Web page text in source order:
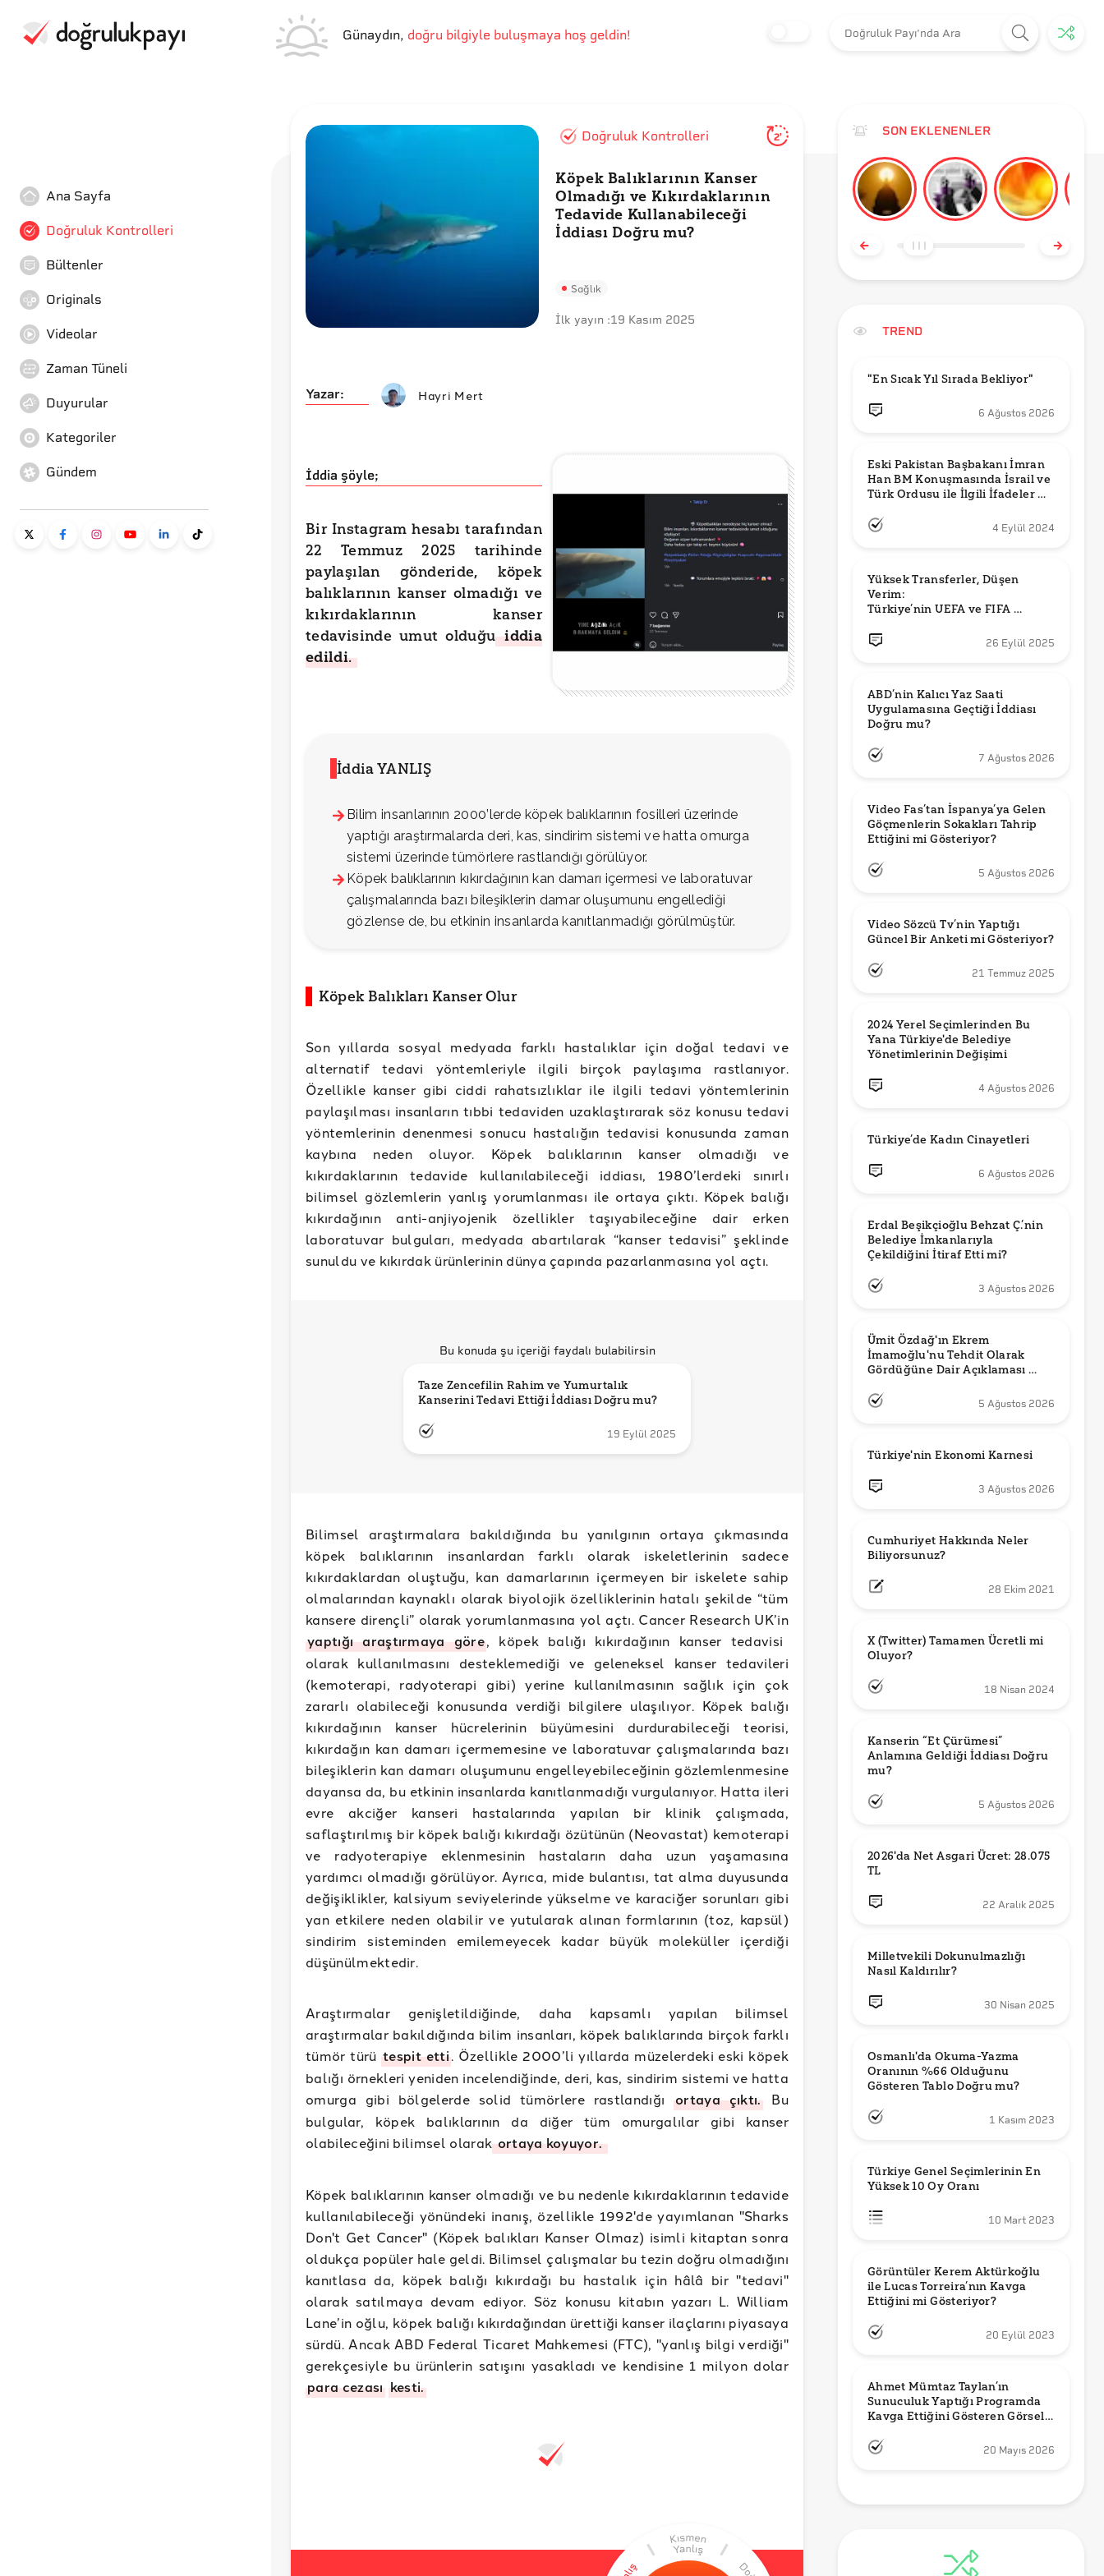
Günaydın, doğru bilgiyle buluşmaya hoş geldin!
Ana Sayfa
Doğruluk Kontrolleri
Bültenler
Originals
Videolar
Zaman Tüneli
Duyurular
Kategoriler
Gündem
Doğruluk Kontrolleri 2'
Köpek Balıklarının Kanser
Olmadığı ve Kıkırdaklarının
Tedavide Kullanabileceği
İddiası Doğru mu?
Sağlık
İlk yayın :19 Kasım 2025
Yazar: Hayri Mert
İddia şöyle;
Bir Instagram hesabı tarafından
22 Temmuz 2025 tarihinde
paylaşılan gönderide, köpek
balıklarının kanser olmadığı ve
kıkırdaklarının kanser
tedavisinde umut olduğuiddia
edildi.
İddia YANLIŞ
Bilim insanlarının 2000’lerde köpek balıklarının fosilleri üzerinde
yaptığı araştırmalarda deri, kas, sindirim sistemi ve hatta omurga
sistemi üzerinde tümörlere rastlandığı görülüyor.
Köpek balıklarının kıkırdağının kan damarı içermesi ve laboratuvar
çalışmalarında bazı bileşiklerin damar oluşumunu engellediği
gözlense de, bu etkinin insanlarda kanıtlanmadığı görülmüştür.
Köpek Balıkları Kanser Olur
Son yıllarda sosyal medyada farklı hastalıklar için doğal tedavi ve
alternatif tedavi yöntemleriyle ilgili birçok paylaşıma rastlanıyor.
Özellikle kanser gibi ciddi rahatsızlıklar ile ilgili tedavi yöntemlerinin
paylaşılması insanların tıbbi tedaviden uzaklaştırarak söz konusu tedavi
yöntemlerinin denenmesi sonucu hastalığın tedavisi konusunda zaman
kaybına neden oluyor. Köpek balıklarının kanser olmadığı ve
kıkırdaklarının tedavide kullanılabileceği iddiası, 1980’lerdeki sınırlı
bilimsel gözlemlerin yanlış yorumlanması ile ortaya çıktı. Köpek balığı
kıkırdağının anti-anjiyojenik özellikler taşıyabileceğine dair erken
laboratuvar bulguları, medyada abartılarak “kanser tedavisi” şeklinde
sunuldu ve kıkırdak ürünlerinin dünya çapında pazarlanmasına yol açtı.
Bu konuda şu içeriği faydalı bulabilirsin
Taze Zencefilin Rahim ve Yumurtalık
Kanserini Tedavi Ettiği İddiası Doğru mu?
19 Eylül 2025
Bilimsel araştırmalara bakıldığında bu yanılgının ortaya çıkmasında
köpek balıklarının insanlardan farklı olarak iskeletlerinin sadece
kıkırdaklardan oluştuğu, kan damarlarının içermeyen bir iskelete sahip
olmalarından kaynaklı olarak biyolojik özelliklerinin hatalı şekilde “tüm
kansere dirençli” olarak yorumlanmasına yol açtı. Cancer Research UK’in
yaptığı araştırmaya göre, köpek balığı kıkırdağının kanser tedavisi
olarak kullanılmasını desteklemediği ve geleneksel kanser tedavileri
(kemoterapi, radyoterapi gibi) yerine kullanılmasının sağlık için çok
zararlı olabileceği konusunda verdiği bilgilere ulaşılıyor. Köpek balığı
kıkırdağının kanser hücrelerinin büyümesini durdurabileceği teorisi,
kıkırdağın kan damarı içermemesine ve laboratuvar çalışmalarında bazı
bileşiklerin kan damarı oluşumunu engelleyebileceğinin gözlemlenmesine
dayansa da, bu etkinin insanlarda kanıtlanmadığı vurgulanıyor. Hatta ileri
evre akciğer kanseri hastalarında yapılan bir klinik çalışmada,
saflaştırılmış bir köpek balığı kıkırdağı özütünün (Neovastat) kemoterapi
ve radyoterapiye eklenmesinin hastaların daha uzun yaşamasına
yardımcı olmadığı görülüyor. Ayrıca, mide bulantısı, tat alma duyusunda
değişiklikler, kalsiyum seviyelerinde yükselme ve karaciğer sorunları gibi
yan etkilere neden olabilir ve yutularak alınan formlarının (toz, kapsül)
sindirim sisteminden emilemeyecek kadar büyük moleküller içerdiği
düşünülmektedir.
Araştırmalar genişletildiğinde, daha kapsamlı yapılan bilimsel
araştırmalar bakıldığında bilim insanları, köpek balıklarında birçok farklı
tümör türütespit etti. Özellikle 2000’li yıllarda müzelerdeki eski köpek
balığı örnekleri yeniden incelendiğinde, deri, kas, sindirim sistemi ve hatta
omurga gibi bölgelerde solid tümörlere rastlandığı ortaya çıktı.Bu
bulgular, köpek balıklarının da diğer tüm omurgalılar gibi kanser
olabileceğini bilimsel olarakortaya koyuyor.
Köpek balıklarının kanser olmadığı ve bu nedenle kıkırdaklarının tedavide
kullanılabileceği yönündeki inanış, özellikle 1992'de yayımlanan "Sharks
Don't Get Cancer" (Köpek balıkları Kanser Olmaz) isimli kitaptan sonra
oldukça popüler hale geldi. Bilimsel çalışmalar bu tezin doğru olmadığını
kanıtlasa da, köpek balığı kıkırdağı bu hastalık için hâlâ bir "tedavi"
olarak satılmaya devam ediyor. Söz konusu kitabın yazarı L. William
Lane’in oğlu, köpek balığı kıkırdağından ürettiği kanser ilaçlarını piyasaya
sürdü. Ancak ABD Federal Ticaret Mahkemesi (FTC), "yanlış bilgi verdiği"
gerekçesiyle bu ürünlerin satışını yasakladı ve kendisine 1 milyon dolar
para cezası kesti.
SON EKLENENLER
TREND
"En Sıcak Yıl Sırada Bekliyor"
6 Ağustos 2026
Eski Pakistan Başbakanı İmran
Han BM Konuşmasında İsrail ve
Türk Ordusu ile İlgili İfadeler mi
4 Eylül 2024
Yüksek Transferler, Düşen
Verim:
Türkiye’nin UEFA ve FIFA
26 Eylül 2025
ABD’nin Kalıcı Yaz Saati
Uygulamasına Geçtiği İddiası
Doğru mu?
7 Ağustos 2026
Video Fas’tan İspanya’ya Gelen
Göçmenlerin Sokakları Tahrip
Ettiğini mi Gösteriyor?
5 Ağustos 2026
Video Sözcü Tv’nin Yaptığı
Güncel Bir Anketi mi Gösteriyor?
21 Temmuz 2025
2024 Yerel Seçimlerinden Bu
Yana Türkiye'de Belediye
Yönetimlerinin Değişimi
4 Ağustos 2026
Türkiye’de Kadın Cinayetleri
6 Ağustos 2026
Erdal Beşikçioğlu Behzat Ç.’nin
Belediye İmkanlarıyla
3 Ağustos 2026
Ümit Özdağ'ın Ekrem
İmamoğlu'nu Tehdit Olarak
Gördüğüne Dair Açıklaması
5 Ağustos 2026
Türkiye'nin Ekonomi Karnesi
3 Ağustos 2026
Cumhuriyet Hakkında Neler
Biliyorsunuz?
28 Ekim 2021
X (Twitter) Tamamen Ücretli mi
Oluyor?
18 Nisan 2024
Kanserin “Et Çürümesi”
Anlamına Geldiği İddiası Doğru
mu?
5 Ağustos 2026
2026'da Net Asgari Ücret: 28.075
TL
22 Aralık 2025
Milletvekili Dokunulmazlığı
Nasıl Kaldırılır?
30 Nisan 2025
Osmanlı'da Okuma-Yazma
Oranının %66 Olduğunu
Gösteren Tablo Doğru mu?
1 Kasım 2023
Türkiye Genel Seçimlerinin En
Yüksek 10 Oy Oranı
10 Mart 2023
Görüntüler Kerem Aktürkoğlu
ile Lucas Torreira’nın Kavga
Ettiğini mi Gösteriyor?
20 Eylül 2023
Ahmet Mümtaz Taylan’ın
Sunuculuk Yaptığı Programda
Kavga Ettiğini Gösteren Görsel
20 Mayıs 2026